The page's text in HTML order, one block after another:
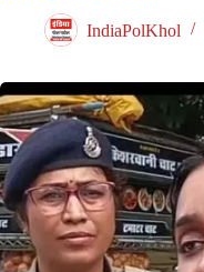
IndiaPolKhol